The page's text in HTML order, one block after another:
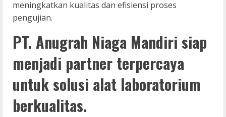
meningkatkan kualitas dan efisiensi proses
pengujian.
PT. Anugrah Niaga Mandiri siap
menjadi partner terpercaya
untuk solusi alat laboratorium
berkualitas.